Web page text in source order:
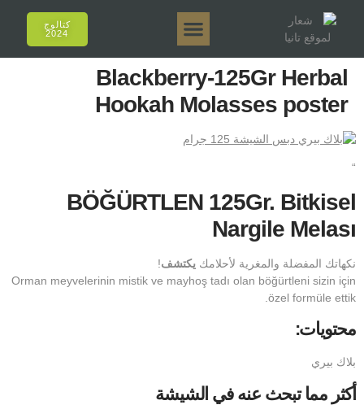
كتالوج
2024
Blackberry-125Gr Herbal
Hookah Molasses poster
“
BÖĞÜRTLEN 125Gr. Bitkisel
Nargile Melası
نكهاتك المفضلة والمغرية لأحلامك يكتشف!
Orman meyvelerinin mistik ve mayhoş tadı olan böğürtleni sizin için
özel formüle ettik.
محتويات:
بلاك بيري
أكثر مما تبحث عنه في الشيشة